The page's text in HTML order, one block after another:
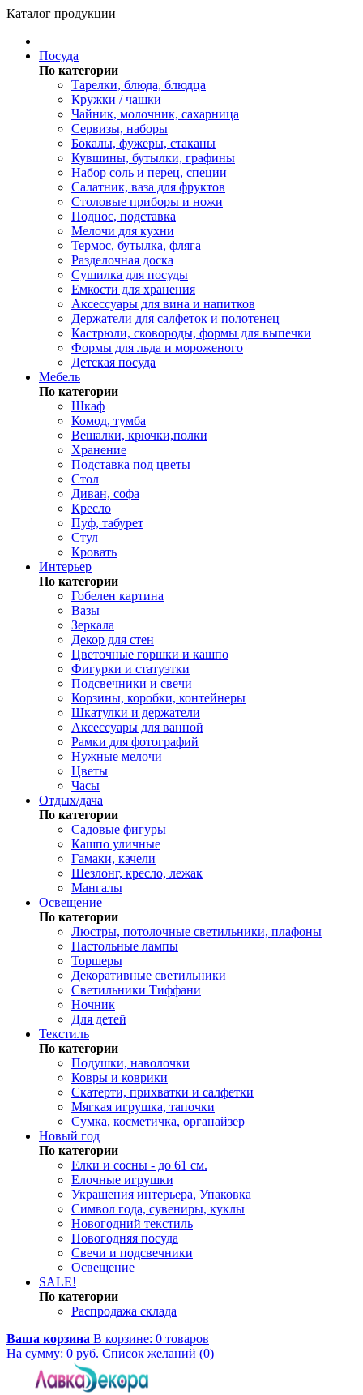
Каталог продукции
Посуда
По категории
Тарелки, блюда, блюдца
Кружки / чашки
Чайник, молочник, сахарница
Сервизы, наборы
Бокалы, фужеры, стаканы
Кувшины, бутылки, графины
Набор соль и перец, специи
Салатник, ваза для фруктов
Столовые приборы и ножи
Поднос, подставка
Мелочи для кухни
Термос, бутылка, фляга
Разделочная доска
Сушилка для посуды
Емкости для хранения
Аксессуары для вина и напитков
Держатели для салфеток и полотенец
Кастрюли, сковороды, формы для выпечки
Формы для льда и мороженого
Детская посуда
Мебель
По категории
Шкаф
Комод, тумба
Вешалки, крючки,полки
Хранение
Подставка под цветы
Стол
Диван, софа
Кресло
Пуф, табурет
Стул
Кровать
Интерьер
По категории
Гобелен картина
Вазы
Зеркала
Декор для стен
Цветочные горшки и кашпо
Фигурки и статуэтки
Подсвечники и свечи
Корзины, коробки, контейнеры
Шкатулки и держатели
Аксессуары для ванной
Рамки для фотографий
Нужные мелочи
Цветы
Часы
Отдых/дача
По категории
Садовые фигуры
Кашпо уличные
Гамаки, качели
Шезлонг, кресло, лежак
Мангалы
Освещение
По категории
Люстры, потолочные светильники, плафоны
Настольные лампы
Торшеры
Декоративные светильники
Светильники Тиффани
Ночник
Для детей
Текстиль
По категории
Подушки, наволочки
Ковры и коврики
Скатерти, прихватки и салфетки
Мягкая игрушка, тапочки
Сумка, косметичка, органайзер
Новый год
По категории
Елки и сосны - до 61 см.
Елочные игрушки
Украшения интерьера, Упаковка
Символ года, сувениры, куклы
Новогодний текстиль
Новогодняя посуда
Свечи и подсвечники
Освещение
SALE!
По категории
Распродажа склада
Ваша корзина В корзине: 0 товаров
На сумму: 0 руб. Список желаний (0)